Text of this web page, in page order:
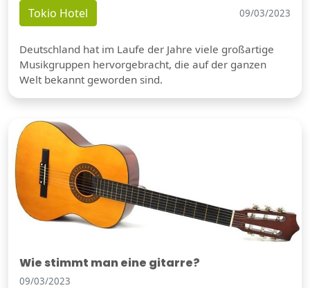
Tokio Hotel 09/03/2023
Deutschland hat im Laufe der Jahre viele großartige
Musikgruppen hervorgebracht, die auf der ganzen
Welt bekannt geworden sind.
Wie stimmt man eine gitarre?
09/03/2023